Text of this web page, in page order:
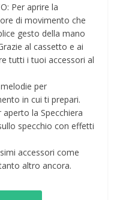
Per aprire la
di movimento che
gesto della mano
al cassetto e ai
tutti i tuoi accessori al
per
in cui ti prepari.
la Specchiera
specchio con effetti
accessori come
altro ancora.